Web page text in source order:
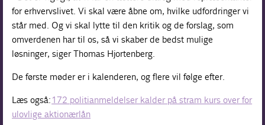
for erhvervslivet. Vi skal være åbne om, hvilke udfordringer vi
står med. Og vi skal lytte til den kritik og de forslag, som
omverdenen har til os, så vi skaber de bedst mulige
løsninger, siger Thomas Hjortenberg.
De første møder er i kalenderen, og flere vil følge efter.
Læs også: 172 politianmeldelser kalder på stram kurs over for
ulovlige aktionærlån